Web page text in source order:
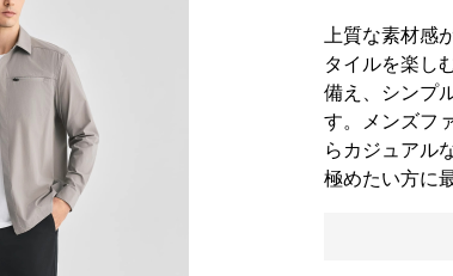
上質な素材感
タイルを楽し
備え、シンプ
す。メンズフ
らカジュアル
極めたい方に